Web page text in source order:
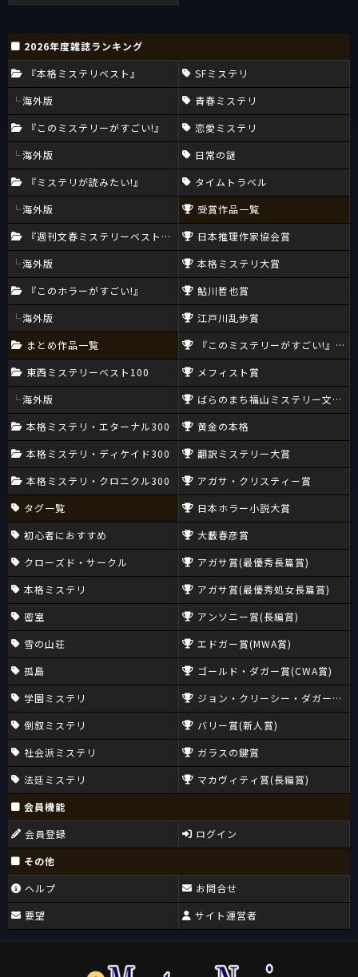
2026年度雑誌ランキング
『本格ミステリベスト』
海外版
『このミステリーがすごい!』
海外版
『ミステリが読みたい!』
海外版
『週刊文春ミステリーベスト10』
海外版
『このホラーがすごい!』
海外版
まとめ作品一覧
東西ミステリーベスト100
海外版
本格ミステリ・エターナル300
本格ミステリ・ディケイド300
本格ミステリ・クロニクル300
タグ一覧
初心者におすすめ
クローズド・サークル
本格ミステリ
密室
雪の山荘
孤島
学園ミステリ
倒叙ミステリ
社会派ミステリ
法廷ミステリ
SFミステリ
青春ミステリ
恋愛ミステリ
日常の謎
タイムトラベル
受賞作品一覧
日本推理作家協会賞
本格ミステリ大賞
鮎川哲也賞
江戸川乱歩賞
『このミステリーがすごい!』大賞
メフィスト賞
ばらのまち福山ミステリー文学新
黄金の本格
翻訳ミステリー大賞
アガサ・クリスティー賞
日本ホラー小説大賞
大藪春彦賞
アガサ賞(最優秀長篇賞)
アガサ賞(最優秀処女長篇賞)
アンソニー賞(長編賞)
エドガー賞(MWA賞)
ゴールド・ダガー賞(CWA賞)
ジョン・クリーシー・ダガー賞
バリー賞(新人賞)
ガラスの鍵賞
マカヴィティ賞(長編賞)
会員機能
会員登録
ログイン
その他
ヘルプ
要望
お問合せ
サイト運営者